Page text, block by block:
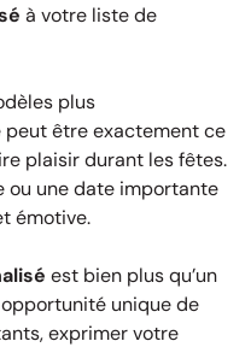
à votre liste de
plus
peut être exactement ce
plaisir durant les fêtes.
ou une date importante
émotive.
est bien plus qu’un
unique de
exprimer votre